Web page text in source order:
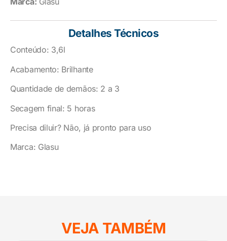
Detalhes Técnicos
Conteúdo: 3,6l
Acabamento: Brilhante
Quantidade de demãos: 2 a 3
Secagem final: 5 horas
Precisa diluir? Não, já pronto para uso
Marca: Glasu
VEJA TAMBÉM